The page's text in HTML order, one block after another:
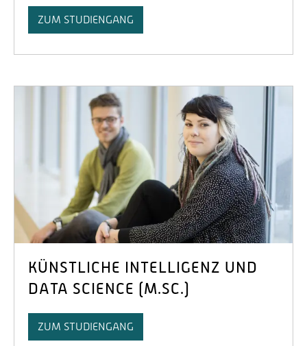
ZUM STUDIENGANG
KÜNSTLICHE INTELLIGENZ UND
DATA SCIENCE (M.SC.)
ZUM STUDIENGANG